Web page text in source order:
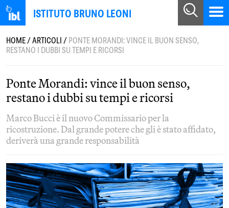
ISTITUTO BRUNO LEONI
HOME/ARTICOLI/PONTE MORANDI: VINCE IL BUON SENSO,
RESTANO I DUBBI SU TEMPI E RICORSI
Ponte Morandi: vince il buon senso,
restano i dubbi su tempi e ricorsi
Marco Bucci è il nuovo Commissario per la
ricostruzione. Dal grande potere che gli è stato affidato,
deriverà una grande responsabilità